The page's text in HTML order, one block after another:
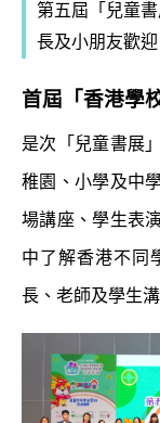
第五屆「兒童
長及小朋友歡迎
首屆「香港學
是次「兒童書展
稚園、小學及中
場講座、學生表
中了解香港不同
長、老師及學生